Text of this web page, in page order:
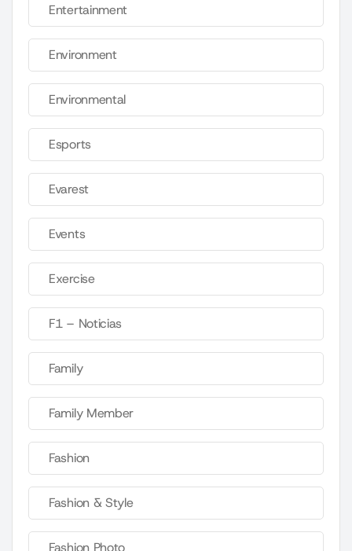
Entertainment
Environment
Environmental
Esports
Evarest
Events
Exercise
F1 – Noticias
Family
Family Member
Fashion
Fashion & Style
Fashion Photo